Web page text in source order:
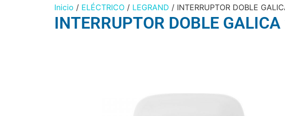
Inicio / ELÉCTRICO / LEGRAND / INTERRUPTOR DOBLE
INTERRUPTOR DOBLE